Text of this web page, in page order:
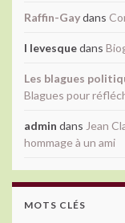
Raffin-Gaydans
l levesquedans
Les blagues
Blagues pour
admin dans Jean
hommage à un ami
MOTS CLÉS